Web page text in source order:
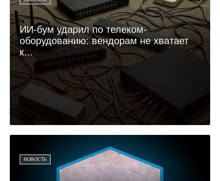
ИИ-бум ударил по телеком-
оборудованию: вендорам не хватает
к...
НОВОСТЬ